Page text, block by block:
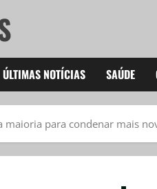
ÚLTIMAS NOTÍCIAS SAÚDE
maioria para condenar mais